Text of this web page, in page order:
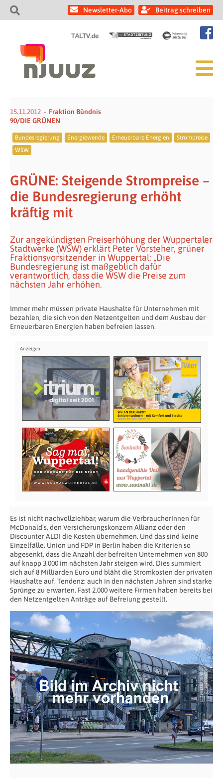
Newsletter-Abo Beitrag schreiben
15.11.2012
Fraktion Bündnis
90/DIE GRÜNEN
Bundesregierung Energiewende Erneuerbare Energien
Strompreise
WSW
GRÜNE: Steigende Strompreise –
die Bundesregierung erhöht
kräftig mit
Zur angekündigten Preiserhöhung der Wuppertaler
Stadtwerke (WSW) erklärt Peter Vorsteher, grüner
Fraktionsvorsitzender in Wuppertal: „Die
Bundesregierung ist maßgeblich dafür
verantwortlich, dass die WSW die Preise zum
nächsten Jahr erhöhen.
Immer mehr müssen private Haushalte für Unternehmen mit
bezahlen, die sich von den Netzentgelten und dem Ausbau der
Erneuerbaren Energien haben befreien lassen.
Es ist nicht nachvollziehbar, warum die VerbraucherInnen für
McDonald’s, den Versicherungskonzern Allianz oder den
Discounter ALDI die Kosten übernehmen. Und das sind keine
Einzelfälle. Union und FDP in Berlin haben die Kriterien so
abgesenkt, dass die Anzahl der befreiten Unternehmen von 800
auf knapp 3.000 im nächsten Jahr steigen wird. Dies summiert
sich auf 8 Milliarden Euro und bläht die Stromkosten der privaten
Haushalte auf. Tendenz: auch in den nächsten Jahren sind starke
Sprünge zu erwarten. Fast 2.000 weitere Firmen haben bereits bei
den Netzentgelten Anträge auf Befreiung gestellt.